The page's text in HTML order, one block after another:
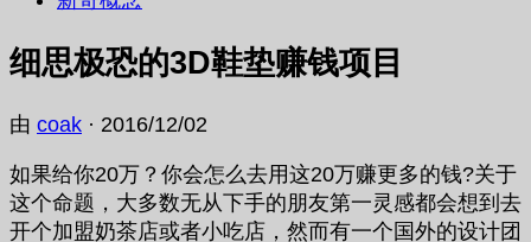
细思极恐的3D鞋垫赚钱项目
由 coak · 2016/12/02
如果给你20万？你会怎么去用这20万赚更多的钱?关于
这个命题，大多数无从下手的朋友第一灵感都会想到去
开个加盟奶茶店或者小吃店，然而有一个国外的设计团